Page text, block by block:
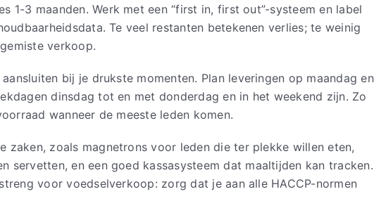
1-3 maanden. Werk met een “first in, first out”-systeem en label
Te veel restanten betekenen verlies; te weinig
verkoop.
bij je drukste momenten. Plan leveringen op maandag en
dinsdag tot en met donderdag en in het weekend zijn. Zo
wanneer de meeste leden komen.
zaken, zoals magnetrons voor leden die ter plekke willen eten,
servetten, en een goed kassasysteem dat maaltijden kan tracken.
voor voedselverkoop: zorg dat je aan alle HACCP-normen